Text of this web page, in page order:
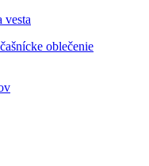
oblečenie